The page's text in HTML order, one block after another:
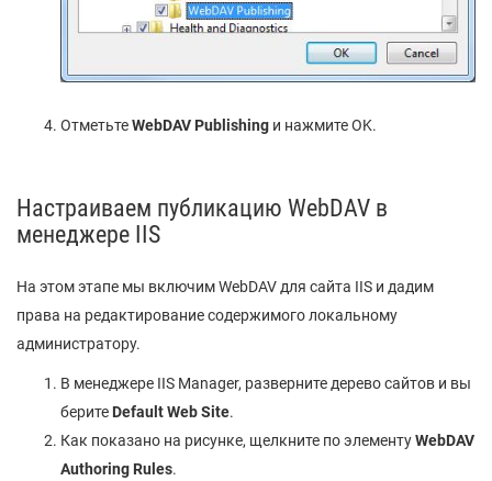
ОтметьтеWebDAV Publishing и нажмите OK.
Настраиваем публикацию WebDAV в
менеджере IIS
На этом этапе мы включим WebDAV для сайта IIS и дадим
права на редактирование содержимого локальному
администратору.
В менеджере IIS Manager, разверните дерево сайтов и вы
берите DefaultWebSite.
Как показано на рисунке, щелкните по элементуWebDAV
Authoring Rules.